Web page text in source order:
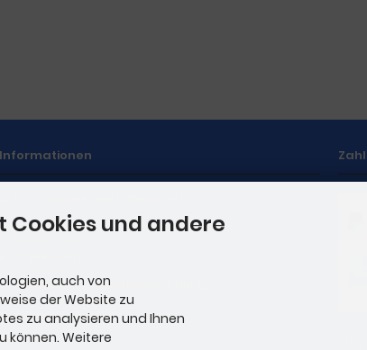
Informationen
Unsere AGB
Hinweise zur Batterieentsorgung
Stellenangebote
Cookies und andere
auch von
der Website zu
zu analysieren und Ihnen
können. Weitere